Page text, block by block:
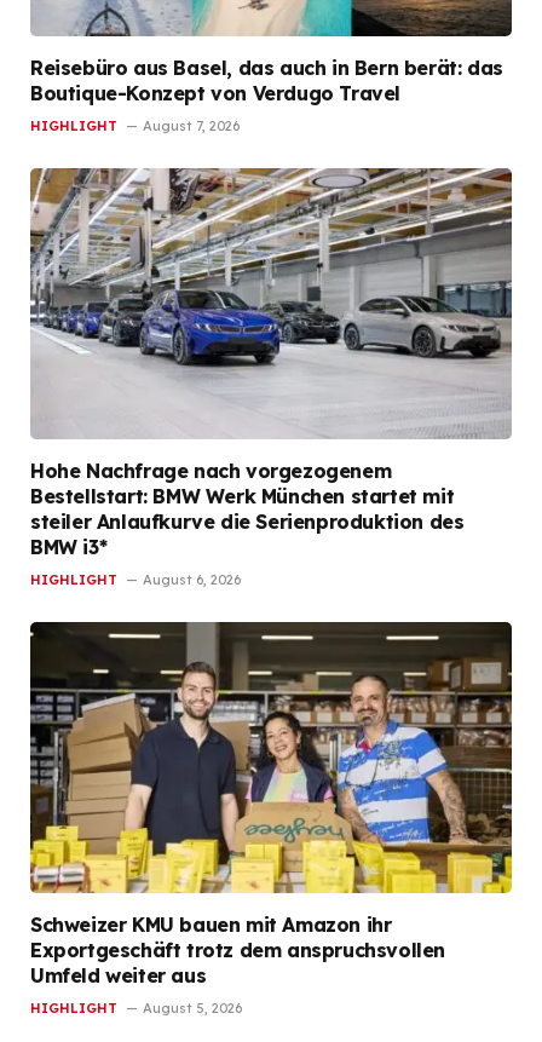
Reisebüro aus Basel, das auch in Bern berät: das
Boutique-Konzept von Verdugo Travel
HIGHLIGHT August 7, 2026
Hohe Nachfrage nach vorgezogenem
Bestellstart: BMW Werk München startet mit
steiler Anlaufkurve die Serienproduktion des
BMW i3*
HIGHLIGHT August 6, 2026
Schweizer KMU bauen mit Amazon ihr
Exportgeschäft trotz dem anspruchsvollen
Umfeld weiter aus
HIGHLIGHT August 5, 2026